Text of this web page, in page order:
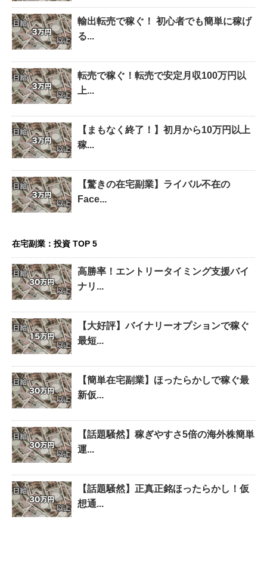
輸出転売で稼ぐ！ 初心者でも簡単に稼げ
る...
転売で稼ぐ！転売で安定月収100万円以
上...
【まもなく終了！】初月から10万円以上
稼...
【驚きの在宅副業】ライバル不在の
Face...
在宅副業：投資 TOP 5
高勝率！エントリータイミング支援バイ
ナリ...
【大好評】バイナリーオプションで稼ぐ
最短...
【簡単在宅副業】ほったらかしで稼ぐ最
新仮...
【話題騒然】稼ぎやすさ5倍の海外株簡単
運...
【話題騒然】正真正銘ほったらかし！仮
想通...